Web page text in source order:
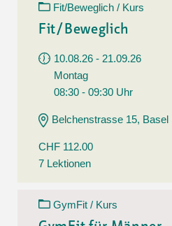
Fit/Beweglich / Kurs
Fit/Beweglich
10.08.26 - 21.09.26
Montag
08:30 - 09:30 Uhr
Belchenstrasse 15, Basel
CHF 112.00
7 Lektionen
GymFit / Kurs